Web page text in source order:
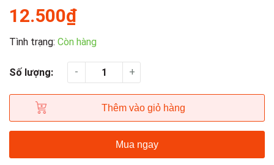
12.500₫
Tình trạng: Còn hàng
Số lượng: - +
Thêm vào giỏ hàng
Mua ngay